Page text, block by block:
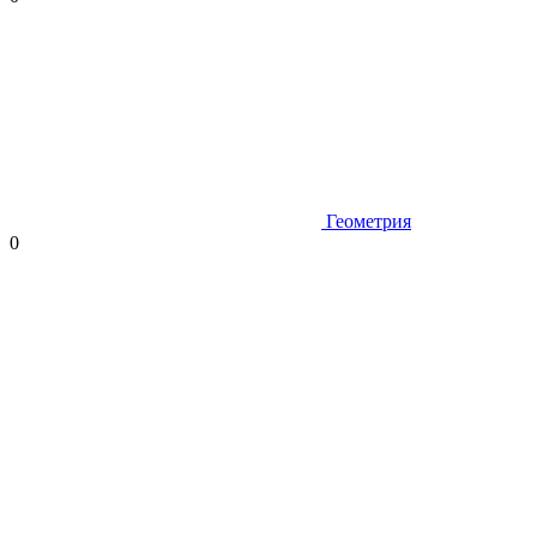
Геометрия
0